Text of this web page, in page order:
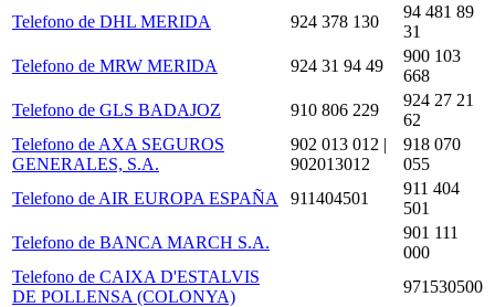
Telefono de DHL MERIDA
924 378 130
94 481 89
31
Telefono de MRW MERIDA
924 31 94 49
900 103
668
Telefono de GLS BADAJOZ
910 806 229
924 27 21
62
Telefono de AXA SEGUROS
GENERALES, S.A.
902 013 012 |
902013012
918 070
055
Telefono de AIR EUROPA ESPAÑA
911404501
911 404
501
Telefono de BANCA MARCH S.A.
901 111
000
Telefono de CAIXA D'ESTALVIS
DE POLLENSA (COLONYA)
971530500